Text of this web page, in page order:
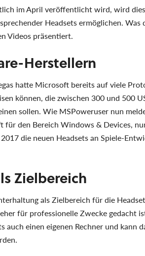
im April veröffentlicht wird, wird
Headsets ermöglichen. Was
Videos präsentiert.
Herstellern
hatte Microsoft bereits auf viele
können, die zwischen 300 und 500
sollen. Wie MSPoweruser nun
für den Bereich Windows & Devices,
die neuen Headsets an Spiele-
Zielbereich
als Zielbereich für die
eher für professionelle Zwecke gedacht
auch einen eigenen Rechner und kann